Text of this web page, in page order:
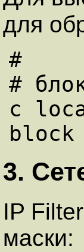
для
#
#
с
3.
IP
маски: